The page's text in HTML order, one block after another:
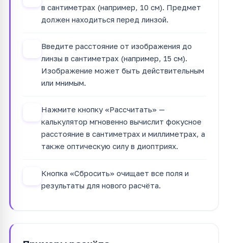
в сантиметрах (например, 10 см). Предмет
должен находиться перед линзой.
Введите расстояние от изображения до
линзы в сантиметрах (например, 15 см).
Изображение может быть действительным
или мнимым.
Нажмите кнопку «Рассчитать» —
калькулятор мгновенно вычислит фокусное
расстояние в сантиметрах и миллиметрах, а
также оптическую силу в диоптриях.
Кнопка «Сбросить» очищает все поля и
результаты для нового расчёта.